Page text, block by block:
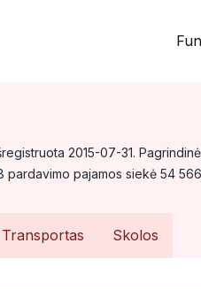
2015-07-31.
pardavimo pajamos siekė 54
Transportas Skolos